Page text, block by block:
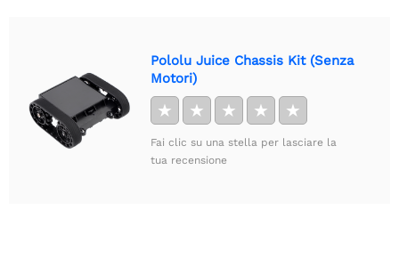
Pololu Juice Chassis Kit (Senza
Motori)
★ ★ ★ ★ ★
Fai clic su una stella per lasciare la
tua recensione